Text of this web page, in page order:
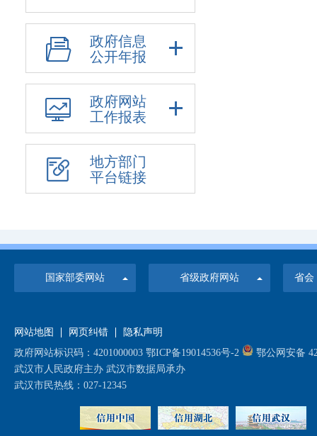
政府信息
公开年报
政府网站
工作报表
地方部门
平台链接
国家部委网站 省级政府网站 省会
网站地图 网页纠错
隐私声明
政府网站标识码：4201000003 鄂ICP备19014536号-2
鄂公网安备
武汉市人民政府主办 武汉市数据局承办
武汉市民热线：027-12345